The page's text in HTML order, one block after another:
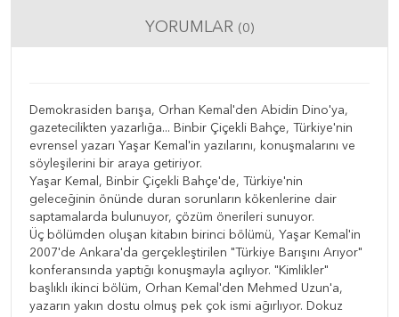
YORUMLAR (0)
Demokrasiden barışa, Orhan Kemal'den Abidin Dino'ya,
gazetecilikten yazarlığa... Binbir Çiçekli Bahçe, Türkiye'nin
evrensel yazarı Yaşar Kemal'in yazılarını, konuşmalarını ve
söyleşilerini bir araya getiriyor.
Yaşar Kemal, Binbir Çiçekli Bahçe'de, Türkiye'nin
geleceğinin önünde duran sorunların kökenlerine dair
saptamalarda bulunuyor, çözüm önerileri sunuyor.
Üç bölümden oluşan kitabın birinci bölümü, Yaşar Kemal'in
2007'de Ankara'da gerçekleştirilen "Türkiye Barışını Arıyor"
konferansında yaptığı konuşmayla açılıyor. "Kimlikler"
başlıklı ikinci bölüm, Orhan Kemal'den Mehmed Uzun'a,
yazarın yakın dostu olmuş pek çok ismi ağırlıyor. Dokuz